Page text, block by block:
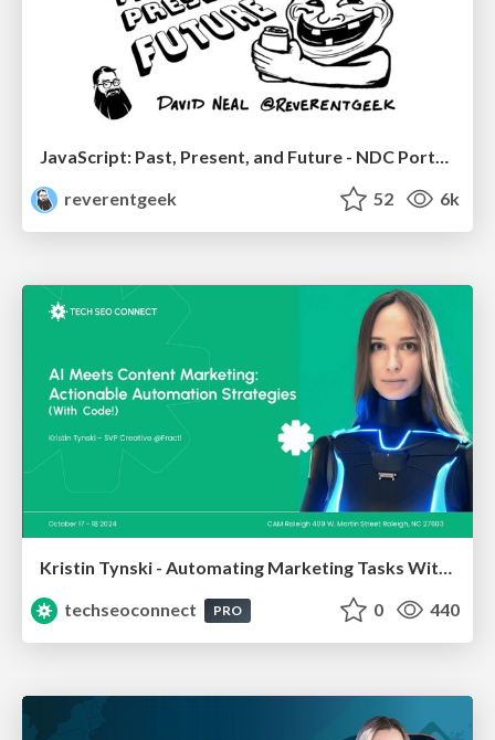
JavaScript: Past, Present, and Future - NDC Porto 2020
reverentgeek
52 6k
Kristin Tynski - Automating Marketing Tasks With AI
techseoconnect
PRO 0 440